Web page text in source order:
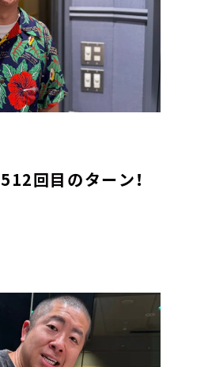
抜くやつ打つやつ 512回目のターン！